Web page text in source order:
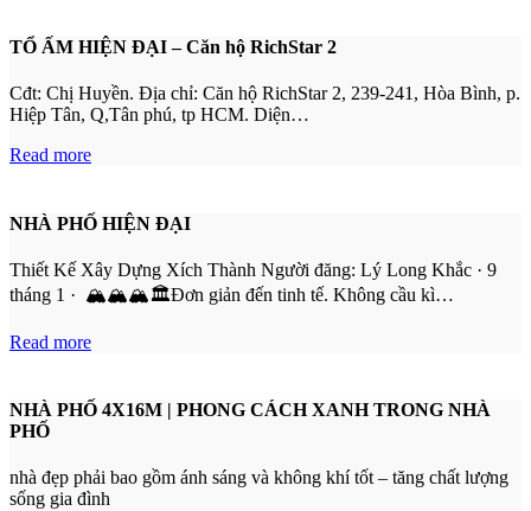
TỔ ẤM HIỆN ĐẠI – Căn hộ RichStar 2
Cđt: Chị Huyền. Địa chỉ: Căn hộ RichStar 2, 239-241, Hòa Bình, p.
Hiệp Tân, Q,Tân phú, tp HCM. Diện…
Read more
NHÀ PHỐ HIỆN ĐẠI
Thiết Kế Xây Dựng Xích Thành Người đăng: Lý Long Khắc · 9
tháng 1 · 🏔🏔🏔🏛Đơn giản đến tinh tế. Không cầu kì…
Read more
NHÀ PHỐ 4X16M | PHONG CÁCH XANH TRONG NHÀ
PHỐ
nhà đẹp phải bao gồm ánh sáng và không khí tốt – tăng chất lượng
sống gia đình